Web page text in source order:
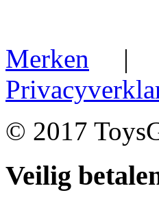
Merken |
© 2017
Veilig